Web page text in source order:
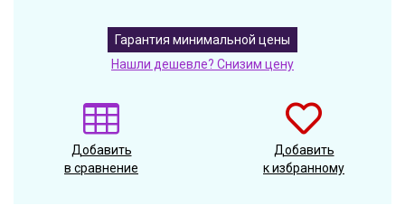
Гарантия минимальной цены
Нашли дешевле? Снизим цену
Добавить
в сравнение
Добавить
к избранному